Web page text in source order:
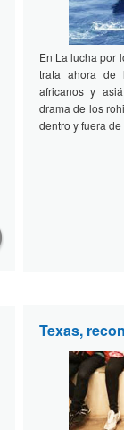
En La lucha por
trata ahora de
africanos y
drama de los
dentro y fuera
Texas,